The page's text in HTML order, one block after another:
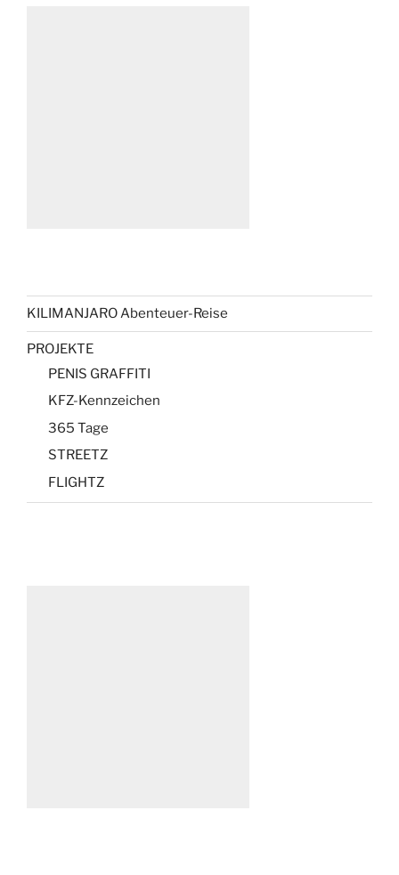
KILIMANJARO Abenteuer-Reise
PROJEKTE
PENIS GRAFFITI
KFZ-Kennzeichen
365 Tage
STREETZ
FLIGHTZ